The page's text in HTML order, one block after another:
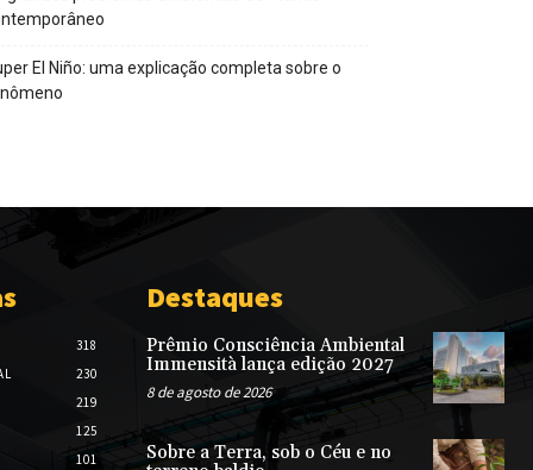
El Niño: uma explicação completa sobre o
318
230
219
125
101
Destaques
Prêmio Consciência Ambiental
Immensità lança edição 2027
8 de agosto de 2026
Sobre a Terra, sob o Céu e no